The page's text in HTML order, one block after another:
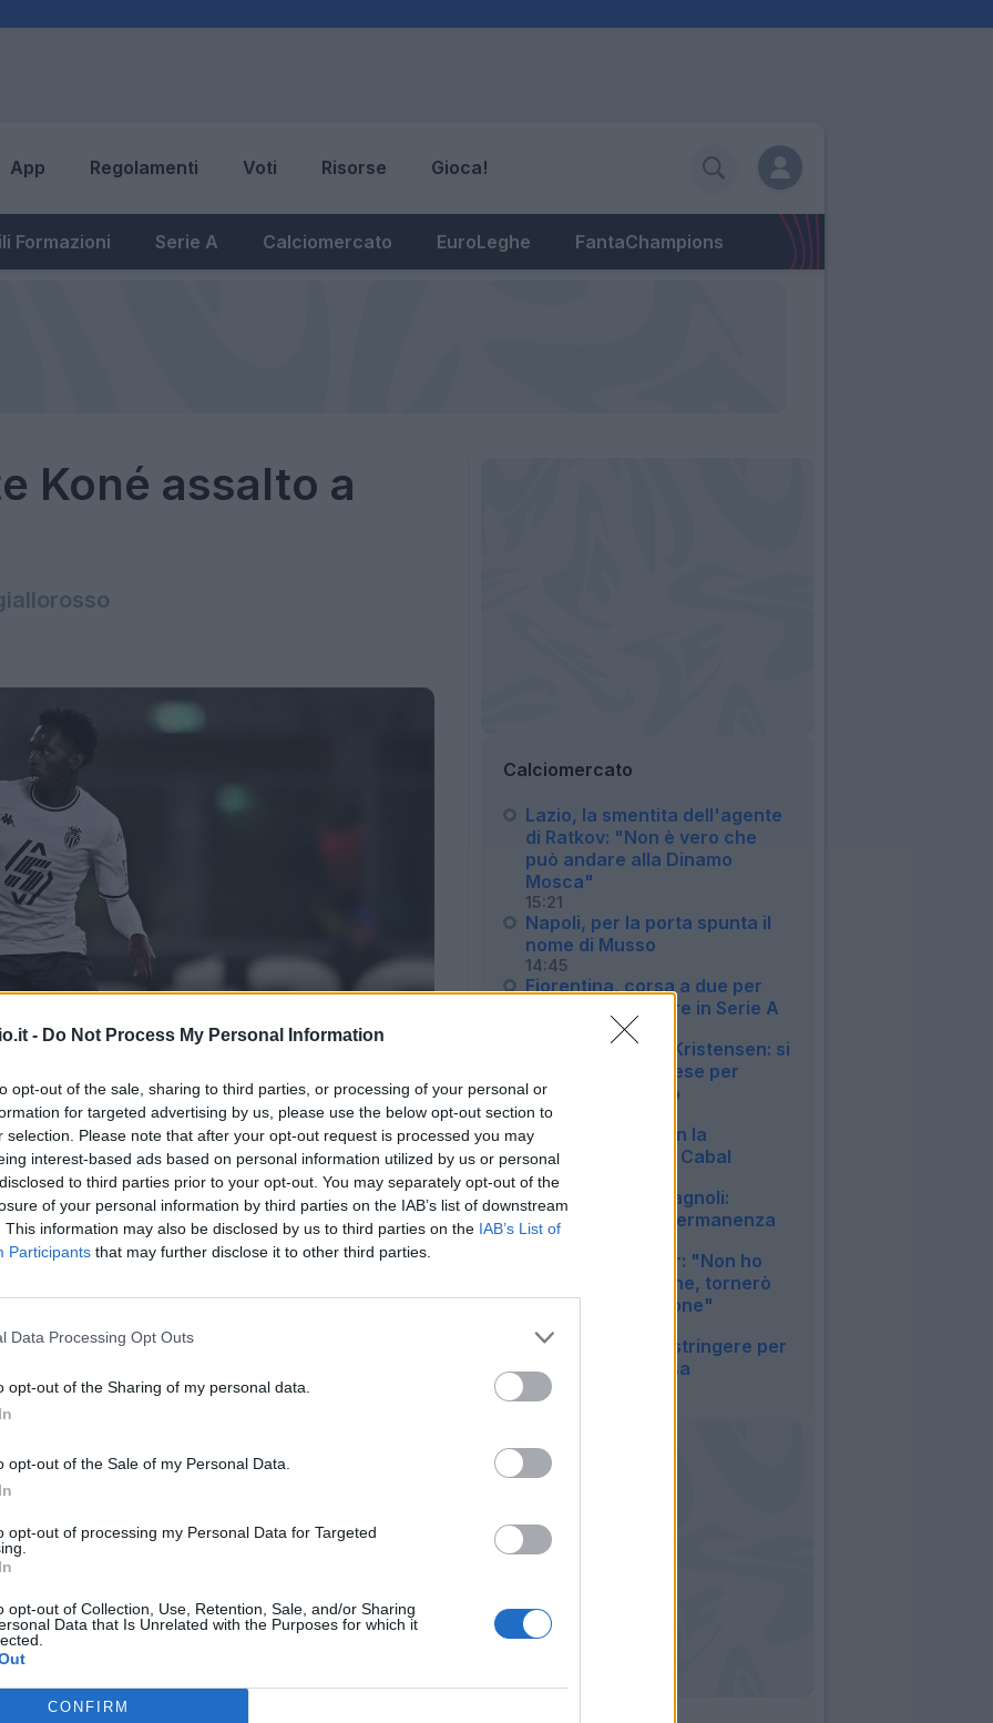
- Do Not Process My Personal Information
opt-out of the sale, sharing to third parties, or processing of your personal or
for targeted advertising by us, please use the below opt-out section to
selection. Please note that after your opt-out request is processed you may
interest-based ads based on personal information utilized by us or personal
to third parties prior to your opt-out. You may separately opt-out of the
of your personal information by third parties on the IAB’s list of downstream
This information may also be disclosed by us to third parties on the IAB’s List of
Participants that may further disclose it to other third parties.
Data Processing Opt Outs
opt-out of the Sharing of my personal data.
opt-out of the Sale of my Personal Data.
opt-out of processing my Personal Data for Targeted
opt-out of Collection, Use, Retention, Sale, and/or Sharing
Data that Is Unrelated with the Purposes for which it
CONFIRM
App Regolamenti Voti Risorse Gioca!
Formazioni Serie A Calciomercato EuroLeghe FantaChampions
Koné assalto a
la Roma.Sancho è l'ultimo nome vagliato
(possibile) assalto dell'Inter per
l'allarme in casa giallorossa. Col
erede.
che ha già rifiutato 13 milioni di euro più
Forest all'inizio di questa settimana.
la Roma potrebbe tuffarsi proprio sul
con un'offerta decisamente più
Calciomercato
Lazio, la smentita dell'agente
di Ratkov: "Non è vero che
può andare alla Dinamo
Mosca"
15:21
Napoli, per la porta spunta il
nome di Musso
14:45
Fiorentina, corsa a due per
Fortini: può restare in Serie A
L'Atalanta vuole Kristensen: si
lavora con l'Udinese per
trovare l'accordo
13:31
Bologna, asse con la
Juventus: spunta Cabal
10:48
Lazio, stallo Romagnoli:
spunta l'ipotesi permanenza
09:44
Juventus, Bremer: "Non ho
chiesto la cessione, tornerò
presto in condizione"
Lazio, si prova a stringere per
Hautekiet in difesa
08:16